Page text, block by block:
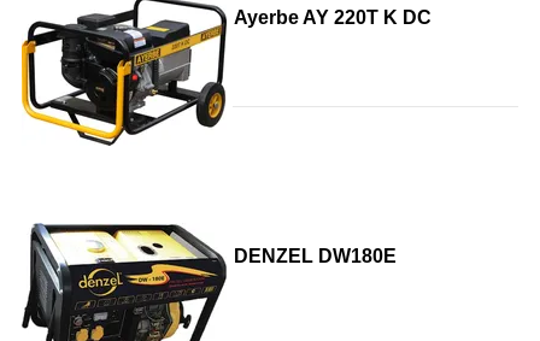
Ayerbe AY 220T K DC
DENZEL DW180Е